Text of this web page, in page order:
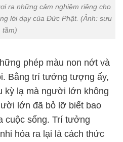
ra những cảm nghiệm riêng cho
lời dạy của Đức Phật. (Ảnh: sưu
tầm)
phép màu non nớt và
Bằng trí tưởng tượng ấy,
kỳ lạ mà người lớn không
lớn đã bỏ lỡ biết bao
cuộc sống. Trí tưởng
hóa ra lại là cách thức